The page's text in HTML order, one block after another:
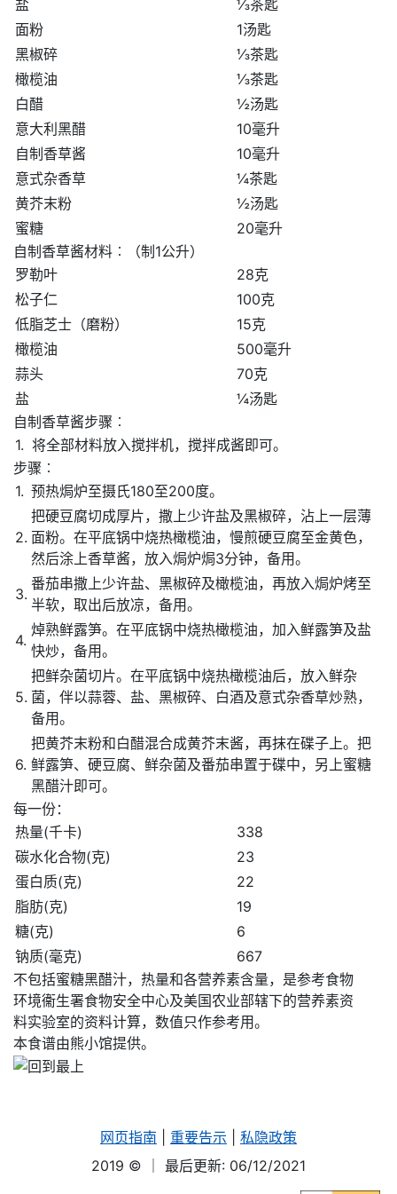
盐
⅓茶匙
面粉
1汤匙
黑椒碎
⅓茶匙
橄榄油
⅓茶匙
白醋
½汤匙
意大利黑醋
10毫升
自制香草酱
10毫升
意式杂香草
¼茶匙
黄芥末粉
½汤匙
蜜糖
20毫升
自制香草酱材料︰（制1公升）
罗勒叶
28克
松子仁
100克
低脂芝士（磨粉）
15克
橄榄油
500毫升
蒜头
70克
盐
¼汤匙
自制香草酱步骤︰
1. 将全部材料放入搅拌机，搅拌成酱即可。
步骤︰
1. 预热焗炉至摄氏180至200度。
2.
把硬豆腐切成厚片，撒上少许盐及黑椒碎，沾上一层薄
面粉。在平底锅中烧热橄榄油，慢煎硬豆腐至金黄色，
然后涂上香草酱，放入焗炉焗3分钟，备用。
3.
番茄串撒上少许盐、黑椒碎及橄榄油，再放入焗炉烤至
半软，取出后放凉，备用。
4.
焯熟鲜露笋。在平底锅中烧热橄榄油，加入鲜露笋及盐
快炒，备用。
5.
把鲜杂菌切片。在平底锅中烧热橄榄油后，放入鲜杂
菌，伴以蒜蓉、盐、黑椒碎、白酒及意式杂香草炒熟，
备用。
6.
把黄芥末粉和白醋混合成黄芥末酱，再抹在碟子上。把
鲜露笋、硬豆腐、鲜杂菌及番茄串置于碟中，另上蜜糖
黑醋汁即可。
每一份：
热量(千卡)
338
碳水化合物(克)
23
蛋白质(克)
22
脂肪(克)
19
糖(克)
6
钠质(毫克)
667
不包括蜜糖黑醋汁，热量和各营养素含量，是参考食物
环境衞生署食物安全中心及美国农业部辖下的营养素资
料实验室的资料计算，数值只作参考用。
本食谱由熊小馆提供。
网页指南 重要告示
私隐政策
2019 © ｜ 最后更新: 06/12/2021